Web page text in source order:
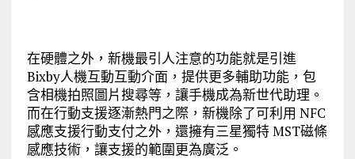
在硬體之外，新機最引人注意的功能就是引進
Bixby人機互動互動介面，提供更多輔助功能，包
含相機拍照圖片搜尋等，讓手機成為新世代助理。
而在行動支援逐漸熱門之際，新機除了可利用 NFC
感應支援行動支付之外，還擁有三星獨特 MST磁條
感應技術，讓支援的範圍更為廣泛。